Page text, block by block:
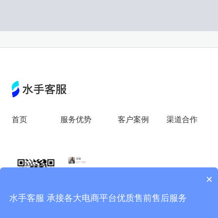
首页 服务优势 客户案例 渠道合作
×
水手客服 承接各大电商平台优质售前售后服务